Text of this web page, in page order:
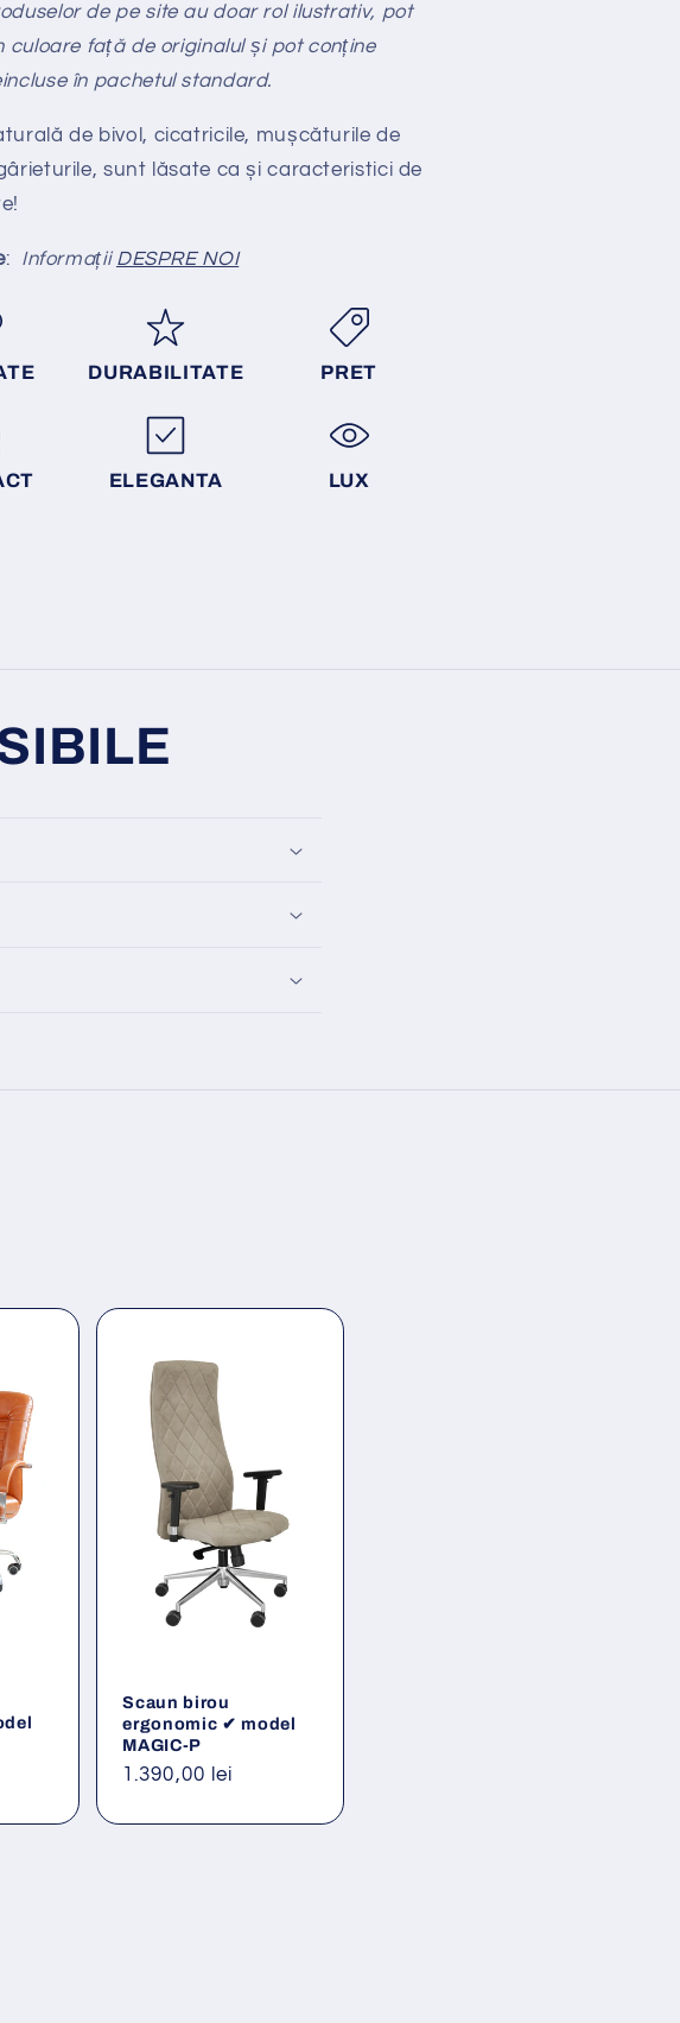
de pe site au doar rol ilustrativ, pot
culoare față de originalul și pot conține
în pachetul standard.
de bivol, cicatricile, mușcăturile de
sunt lăsate ca și caracteristici de
: Informații DESPRE NOI
DURABILITATE PRET
ELEGANTA LUX
Scaun birou
ergonomic ✔ model
MAGIC-P
Preț
1.390,00 lei